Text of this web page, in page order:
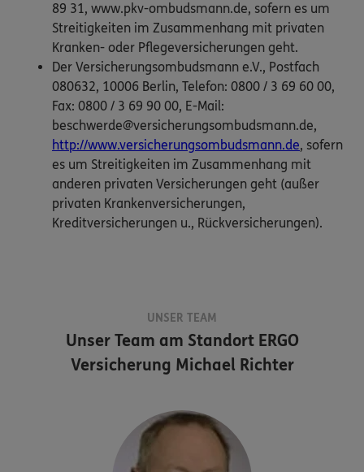
89 31, www.pkv-ombudsmann.de, sofern es um
Streitigkeiten im Zusammenhang mit privaten
Kranken- oder Pflegeversicherungen geht.
Der Versicherungsombudsmann e.V., Postfach
080632, 10006 Berlin, Telefon: 0800 / 3 69 60 00,
Fax: 0800 / 3 69 90 00, E-Mail:
beschwerde@versicherungsombudsmann.de,
http://www.versicherungsombudsmann.de, sofern
es um Streitigkeiten im Zusammenhang mit
anderen privaten Versicherungen geht (außer
privaten Krankenversicherungen,
Kreditversicherungen u., Rückversicherungen).
UNSER TEAM
Unser Team am StandortERGO
Versicherung Michael Richter